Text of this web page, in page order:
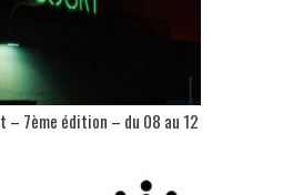
– 7ème édition – du 08 au 12